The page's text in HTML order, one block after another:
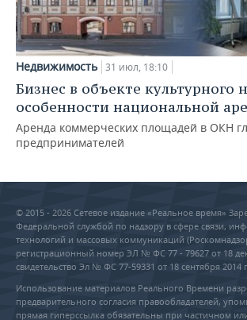
Недвижимость 31 июл, 18:10
Бизнес в объекте культурного
особенности национальной
Аренда коммерческих площадей в ОКН
предпринимателей
© 2015 - 2026 Сетевое издание «Реальное время»
Федеральной службой по надзору в сфере связи,
технологий и массовых коммуникаций
регистрационный номер ЭЛ № ФС 77 - 79627 от 18
свидетельство Эл № ФС 77-59331 от 18 сентября 2014
Использование материалов Реального Времени
предварительного согласия правообладателей,
прямая гиперссылка обязательны при частичном